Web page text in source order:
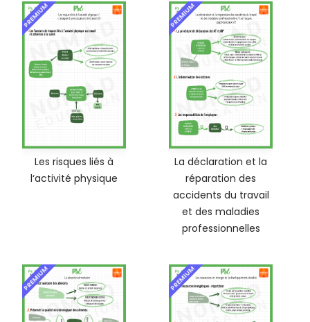
PREMIUM
Les risques liés à
l‘activité physique
PREMIUM
La déclaration et la
réparation des
accidents du travail
et des maladies
professionnelles
PREMIUM PREMIUM